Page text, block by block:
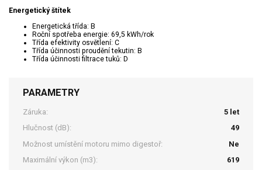
Energetický štítek
Energetická třída: B
Roční spotřeba energie: 69,5 kWh/rok
Třída efektivity osvětlení: C
Třída účinnosti proudění tekutin: B
Třída účinnosti filtrace tuků: D
PARAMETRY
Záruka:
5 let
Hlučnost (dB):
49
Možnost umístění motoru mimo digestoř:
Ne
Maximální výkon (m3):
619